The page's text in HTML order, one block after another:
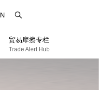
贸易摩擦专栏
Trade Alert Hub